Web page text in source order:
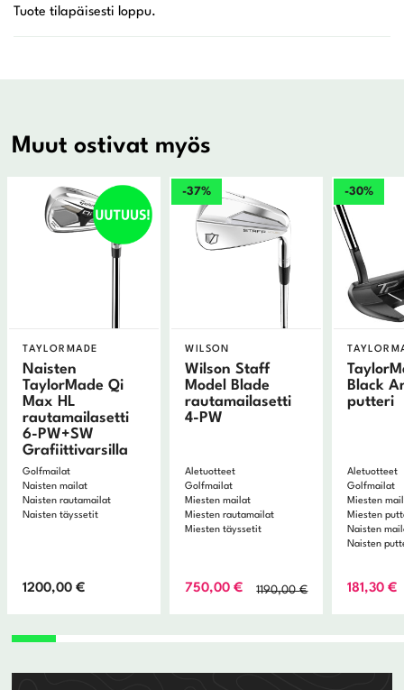
Muut ostivat myös
TAYLORMADE
Naisten
TaylorMade Qi
Max HL
rautamailasetti
6-PW+SW
Grafiittivarsilla
Golfmailat
Naisten mailat
Naisten rautamailat
Naisten täyssetit
1200,00€
-37%
WILSON
Wilson Staff
Model Blade
rautamailasetti
4-PW
Aletuotteet
Golfmailat
Miesten mailat
Miesten rautamailat
Miesten täyssetit
1190,00€Alkuperäinen
750,00€
Nykyinen
-30%
Black
putteri
Aletuotteet
Golfmailat
Miesten
Miesten
Naisten
Naisten
181,30€